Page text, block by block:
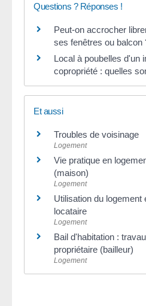
Questions ? Réponses !
Peut-on accrocher
ses fenêtres ou balcon
Local à poubelles d'un
copropriété : quelles
Et aussi
Troubles de voisinage
Logement
Vie pratique en
(maison)
Logement
Utilisation du logement
locataire
Logement
Bail d'habitation :
propriétaire (bailleur)
Logement